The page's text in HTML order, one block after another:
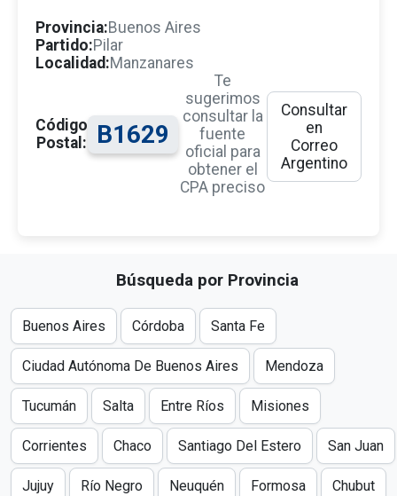
Provincia:Buenos Aires
Partido:Pilar
Localidad:Manzanares
Código
Postal:
B1629
Te
sugerimos
consultar la
fuente
oficial para
obtener el
CPA preciso
Consultar
en
Correo
Argentino
Búsqueda por Provincia
Buenos Aires Córdoba Santa Fe
Ciudad Autónoma De Buenos Aires Mendoza
Tucumán Salta Entre Ríos Misiones
Corrientes Chaco Santiago Del Estero San Juan
Jujuy Río Negro Neuquén Formosa Chubut